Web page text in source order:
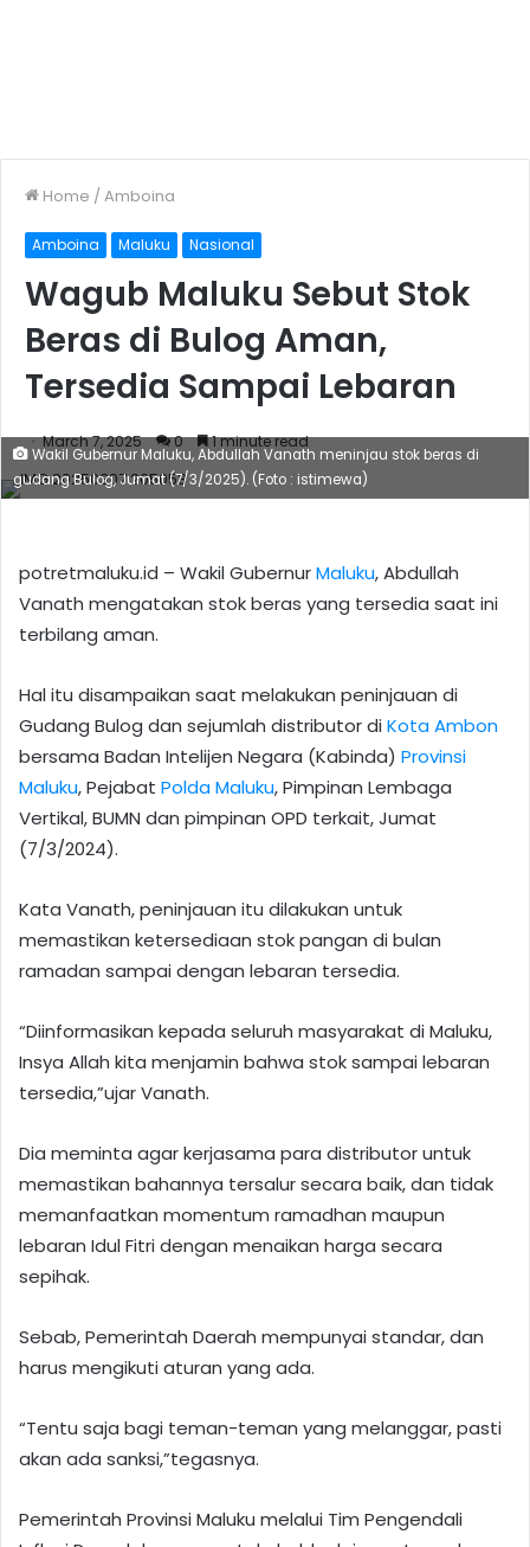
Home /Amboina
Amboina Maluku Nasional
Wagub Maluku Sebut Stok
Beras di Bulog Aman,
Tersedia Sampai Lebaran
March 7, 2025 0 1 minute read
Wakil Gubernur Maluku, Abdullah Vanath meninjau stok beras di
gudang Bulog, Jumat (7/3/2025). (Foto : istimewa)
potretmaluku.id – Wakil GubernurMaluku, Abdullah
Vanath mengatakan stok beras yang tersedia saat ini
terbilang aman.
Hal itu disampaikan saat melakukan peninjauan di
Gudang Bulog dan sejumlah distributor diKota Ambon
bersama Badan Intelijen Negara (Kabinda) Provinsi
Maluku, Pejabat Polda Maluku, Pimpinan Lembaga
Vertikal, BUMN dan pimpinan OPD terkait, Jumat
(7/3/2024).
Kata Vanath, peninjauan itu dilakukan untuk
memastikan ketersediaan stok pangan di bulan
ramadan sampai dengan lebaran tersedia.
“Diinformasikan kepada seluruh masyarakat di Maluku,
Insya Allah kita menjamin bahwa stok sampai lebaran
tersedia,”ujar Vanath.
Dia meminta agar kerjasama para distributor untuk
memastikan bahannya tersalur secara baik, dan tidak
memanfaatkan momentum ramadhan maupun
lebaran Idul Fitri dengan menaikan harga secara
sepihak.
Sebab, Pemerintah Daerah mempunyai standar, dan
harus mengikuti aturan yang ada.
“Tentu saja bagi teman-teman yang melanggar, pasti
akan ada sanksi,”tegasnya.
Pemerintah Provinsi Maluku melalui Tim Pengendali